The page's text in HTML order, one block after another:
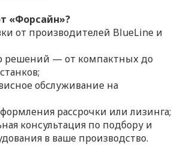
«Форсайн»?
от производителей BlueLine и
решений — от компактных до
обслуживание на
рассрочки или лизинга;
консультация по подбору и
в ваше производство.